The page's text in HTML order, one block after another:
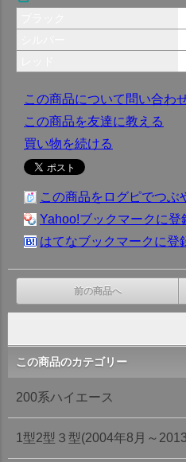
この商品について問い合わ
この商品を友達に教える
買い物を続ける
この商品をログピでつぶ
Yahoo!ブックマークに登
はてなブックマークに登
前の商品へ
この商品のカテゴリー
200系ハイエース
1型2型３型(2004年8月～2013